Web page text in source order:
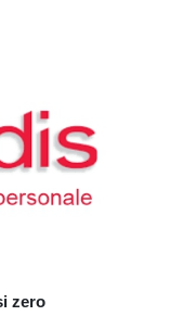
zero